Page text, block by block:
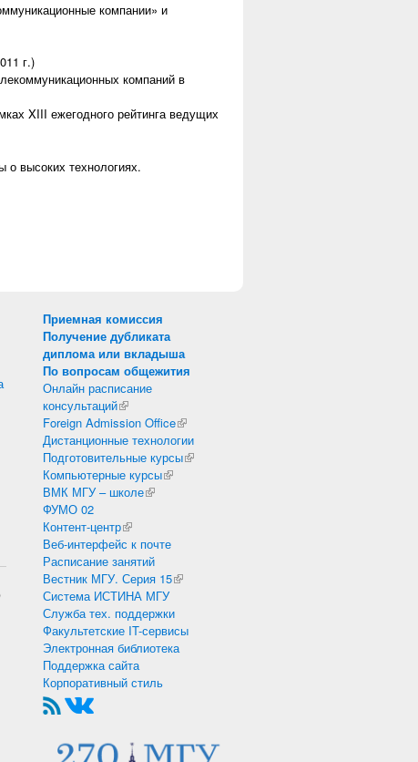
компании» и
г.)
компаний в
XIII ежегодного рейтинга ведущих
о высоких технологиях.
Приемная комиссия
Получение дубликата
диплома или вкладыша
По вопросам общежития
Онлайн расписание
консультаций(внешняя ссылка)
Foreign Admission Office(внешняя ссылка)
Дистанционные технологии
Подготовительные курсы(внешняя ссылка)
Компьютерные курсы(внешняя ссылка)
ВМК МГУ – школе(внешняя ссылка)
ФУМО 02
Контент-центр(внешняя ссылка)
Веб-интерфейс к почте
Расписание занятий
Вестник МГУ. Серия 15(внешняя ссылка)
Система ИСТИНА МГУ
Служба тех. поддержки
Факультетские IT-сервисы
Электронная библиотека
Поддержка сайта
Корпоративный стиль